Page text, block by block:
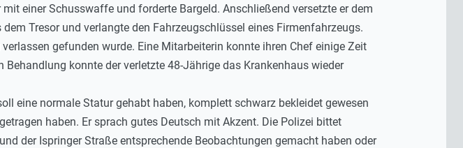
einer Schusswaffe und forderte Bargeld. Anschließend versetzte er dem
Tresor und verlangte den Fahrzeugschlüssel eines Firmenfahrzeugs.
gefunden wurde. Eine Mitarbeiterin konnte ihren Chef einige Zeit
konnte der verletzte 48-Jährige das Krankenhaus wieder
eine normale Statur gehabt haben, komplett schwarz bekleidet gewesen
haben. Er sprach gutes Deutsch mit Akzent. Die Polizei bittet
der Ispringer Straße entsprechende Beobachtungen gemacht haben oder